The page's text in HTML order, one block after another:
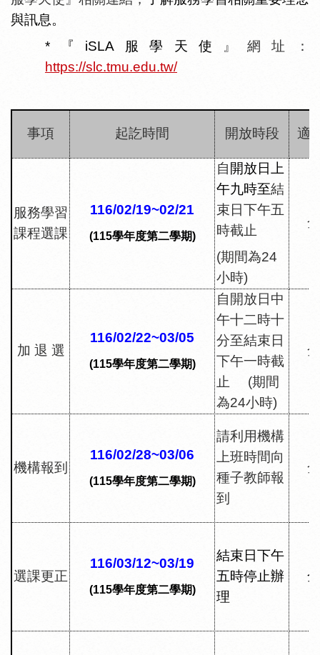
與訊息。
*『iSLA服學天使
』網址
：
https://slc.tmu.edu.tw/
事項 起訖時間 開放時段 適
服務學習
課程選課
116/02/19~02/21
(115學年度第二學期)
自 開放日上
午九時至結
束日下午五
時截止
(期間為24
小時)
全
加 退 選
116/02/22~03/05
(115學年度第二學期)
自開放日中
午十二時十
分至結束日
下午一時截
止
(期間
為24小時)
全
機構報到
116/02/28~03/06
(115學年度第二學期)
請利用機構
上班時間向
種子教師報
到
全
選課更正
116/03/12~03/19
(115學年度第二學期)
結束日下午
五時停止辦
理
全